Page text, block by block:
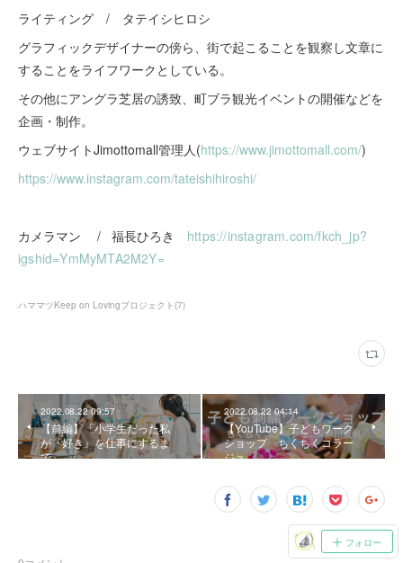
ライティング / タテイシヒロシ
グラフィックデザイナーの傍ら、街で起こることを観察し文章に
することをライフワークとしている。
その他にアングラ芝居の誘致、町ブラ観光イベントの開催などを
企画・制作。
ウェブサイトJimottomall管理人(https://www.jimottomall.com/)
https://www.instagram.com/tateishihiroshi/
カメラマン / 福長ひろき https://instagram.com/fkch_jp?
igshid=YmMyMTA2M2Y=
ハママツKeep on Lovingプロジェクト (7)
2022.08.22 09:57
【前編】「小学生だった私
が『好き』を仕事にするま
で」
2022.08.22 04:14
【YouTube】子どもワーク
ショップ ちくちくコラー
ジュ
フォロー